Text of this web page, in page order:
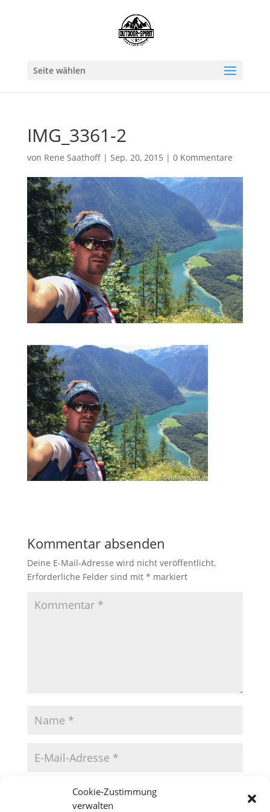
Cookie-Zustimmung
verwalten
Seite wählen
IMG_3361-2
von Rene Saathoff| Sep. 20, 2015 | 0 Kommentare
Kommentar absenden
Deine E-Mail-Adresse wird nicht veröffentlicht.
Erforderliche Felder sind mit * markiert